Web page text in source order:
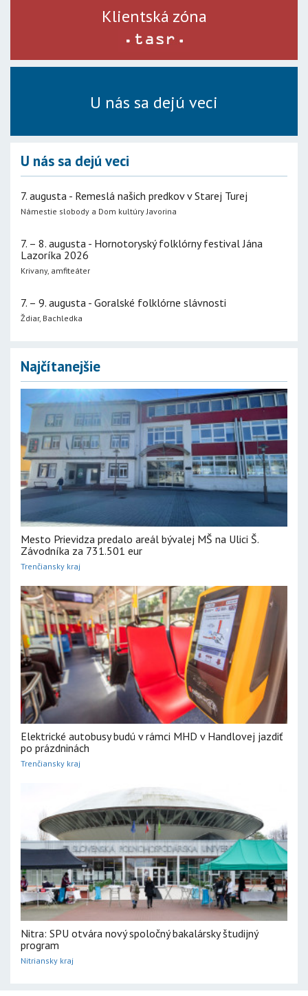
Klientská zóna
U nás sa dejú veci
U nás sa dejú veci
7. augusta - Remeslá našich predkov v Starej Turej
Námestie slobody a Dom kultúry Javorina
7. – 8. augusta - Hornotoryský folklórny festival Jána
Lazoríka 2026
Krivany, amfiteáter
7. – 9. augusta - Goralské folklórne slávnosti
Ždiar, Bachledka
Najčítanejšie
Mesto Prievidza predalo areál bývalej MŠ na Ulici Š.
Závodníka za 731.501 eur
Trenčiansky kraj
Elektrické autobusy budú v rámci MHD v Handlovej jazdiť
po prázdninách
Trenčiansky kraj
Nitra: SPU otvára nový spoločný bakalársky študijný
program
Nitriansky kraj